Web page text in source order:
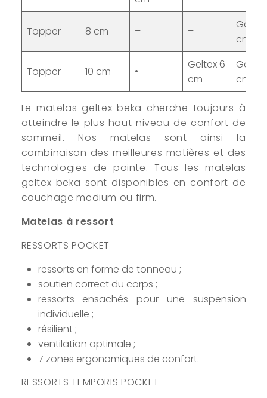
Topper 8 cm – –
cm
Topper 10 cm •
Geltex 6
cm
Geltex
cm
Le matelas geltex beka cherche toujours à
atteindre le plus haut niveau de confort de
sommeil. Nos matelas sont ainsi la
combinaison des meilleures matières et des
technologies de pointe. Tous les matelas
geltex beka sont disponibles en confort de
couchage medium ou firm.
Matelas à ressort
RESSORTS POCKET
ressorts en forme de tonneau ;
soutien correct du corps ;
ressorts ensachés pour une suspension
individuelle ;
résilient ;
ventilation optimale ;
7 zones ergonomiques de confort.
RESSORTS TEMPORIS POCKET